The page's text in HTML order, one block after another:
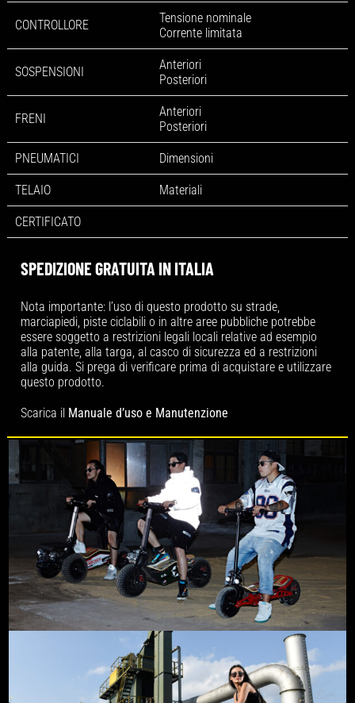
CONTROLLORE
Tensione nominale
Corrente limitata
SOSPENSIONI
Anteriori
Posteriori
FRENI
Anteriori
Posteriori
PNEUMATICI Dimensioni
TELAIO Materiali
CERTIFICATO
SPEDIZIONE GRATUITA IN ITALIA
Nota importante: l’uso di questo prodotto su strade,
marciapiedi, piste ciclabili o in altre aree pubbliche potrebbe
essere soggetto a restrizioni legali locali relative ad esempio
alla patente, alla targa, al casco di sicurezza ed a restrizioni
alla guida. Si prega di verificare prima di acquistare e utilizzare
questo prodotto.
Scarica il Manuale d’uso e Manutenzione